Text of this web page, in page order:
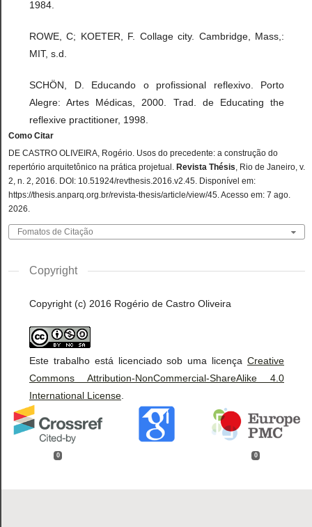
1984.
ROWE, C; KOETER, F. Collage city. Cambridge, Mass,:
MIT, s.d.
SCHÖN, D. Educando o profissional reflexivo. Porto
Alegre: Artes Médicas, 2000. Trad. de Educating the
reflexive practitioner, 1998.
Como Citar
DE CASTRO OLIVEIRA, Rogério. Usos do precedente: a construção do
repertório arquitetônico na prática projetual. Revista Thésis, Rio de Janeiro, v.
2, n. 2, 2016. DOI: 10.51924/revthesis.2016.v2.45. Disponível em:
https://thesis.anparq.org.br/revista-thesis/article/view/45. Acesso em: 7 ago.
2026.
Fomatos de Citação
Copyright
Copyright (c) 2016 Rogério de Castro Oliveira
Este trabalho está licenciado sob uma licença Creative
Commons Attribution-NonCommercial-ShareAlike 4.0
International License
0 0